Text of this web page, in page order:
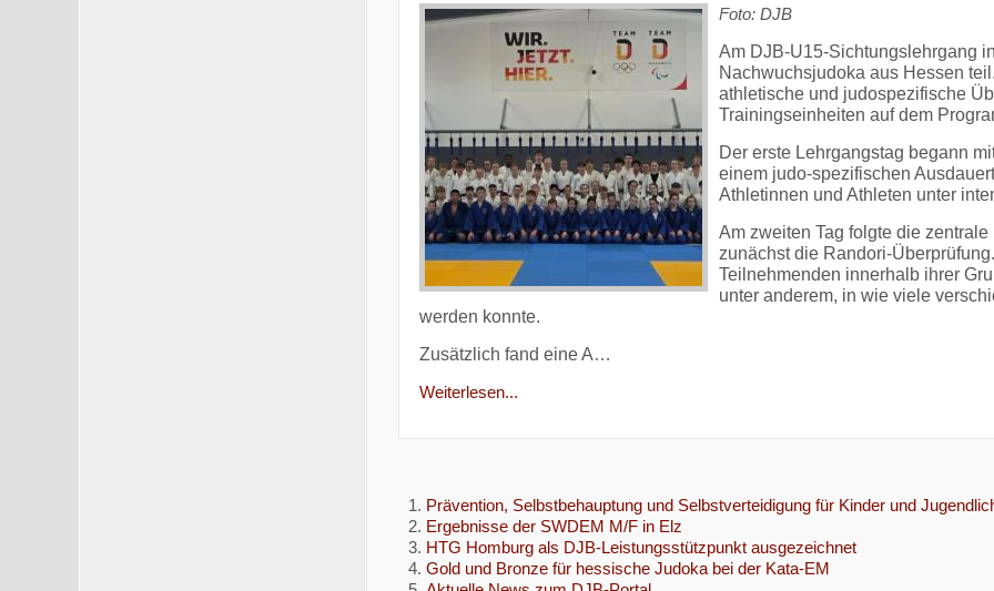
Foto: DJB
Am DJB-U15-Sichtungslehrgang
Nachwuchsjudoka aus Hessen
athletische und judospezifische
Trainingseinheiten auf dem
Der erste Lehrgangstag begann
einem judo-spezifischen
Athletinnen und Athleten unter
Am zweiten Tag folgte die
zunächst die Randori-
Teilnehmenden innerhalb ihrer
unter anderem, in wie viele
werden konnte.
Zusätzlich fand eine A…
Weiterlesen...
Prävention, Selbstbehauptung und Selbstverteidigung für Kinder und
Ergebnisse der SWDEM M/F in Elz
HTG Homburg als DJB-Leistungsstützpunkt ausgezeichnet
Gold und Bronze für hessische Judoka bei der Kata-EM